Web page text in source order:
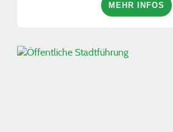
MEHR INFOS